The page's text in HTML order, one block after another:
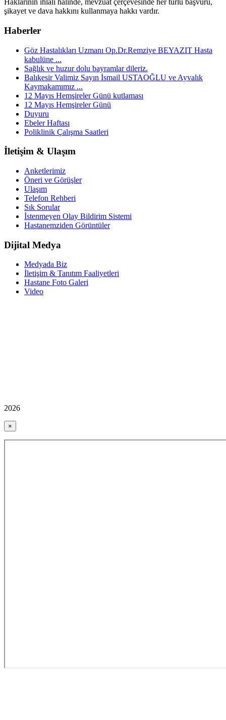
Haklarının ihlali halinde, mevzuat çerçevesinde her türlü başvuru,
şikayet ve dava hakkını kullanmaya hakkı vardır.
Haberler
Göz Hastalıkları Uzmanı Op.Dr.Remziye BEYAZIT Hasta
kabulüne ...
Sağlık ve huzur dolu bayramlar dileriz.
Balıkesir Valimiz Sayın İsmail USTAOĞLU ve Ayvalık
Kaymakamımız ...
12 Mayıs Hemşireler Günü kutlaması
12 Mayıs Hemşireler Günü
Duyuru
Ebeler Haftası
Poliklinik Çalışma Saatleri
İletişim & Ulaşım
Anketlerimiz
Öneri ve Görüşler
Ulaşım
Telefon Rehberi
Sık Sorular
İstenmeyen Olay Bildirim Sistemi
Hastanemziden Görüntüler
Dijital Medya
Medyada Biz
İletişim & Tanıtım Faaliyetleri
Hastane Foto Galeri
Video
2026
×